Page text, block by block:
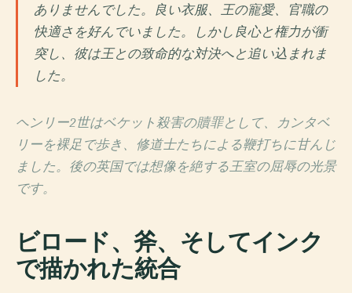
ありませんでした。良い衣服、王の寵愛、官職の
快適さを好んでいました。しかし良心と権力が衝
突し、彼は王との致命的な対決へと追い込まれま
した。
ヘンリー2世はベケット殺害の贖罪として、カンタベ
リーを裸足で歩き、修道士たちによる鞭打ちに甘んじ
ました。後の英国では想像を絶する王室の屈辱の光景
です。
ビロード、斧、そしてインク
で描かれた統合